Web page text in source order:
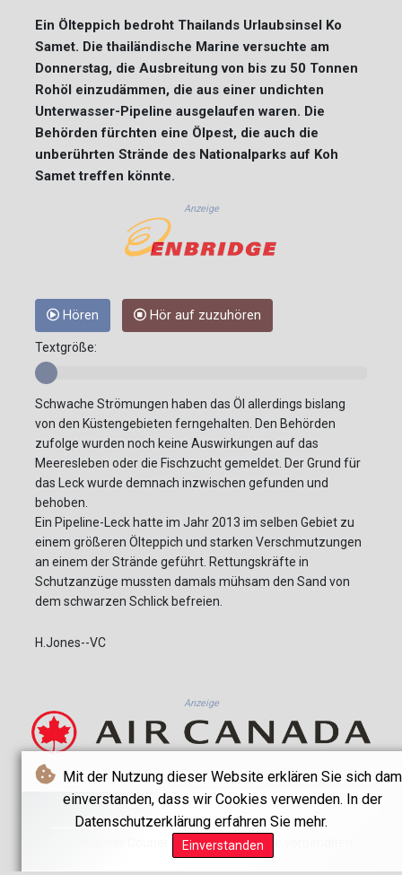
Mit der Nutzung dieser Website erklären Sie sich
einverstanden, dass wir Cookies verwenden. In der
Datenschutzerklärung erfahren Sie mehr.
Einverstanden
Ein Ölteppich bedroht Thailands Urlaubsinsel Ko
Samet. Die thailändische Marine versuchte am
Donnerstag, die Ausbreitung von bis zu 50 Tonnen
Rohöl einzudämmen, die aus einer undichten
Unterwasser-Pipeline ausgelaufen waren. Die
Behörden fürchten eine Ölpest, die auch die
unberührten Strände des Nationalparks auf Koh
Samet treffen könnte.
Anzeige
Hören Hör auf zuzuhören
Textgröße:
Schwache Strömungen haben das Öl allerdings bislang
von den Küstengebieten ferngehalten. Den Behörden
zufolge wurden noch keine Auswirkungen auf das
Meeresleben oder die Fischzucht gemeldet. Der Grund für
das Leck wurde demnach inzwischen gefunden und
behoben.
Ein Pipeline-Leck hatte im Jahr 2013 im selben Gebiet zu
einem größeren Ölteppich und starken Verschmutzungen
an einem der Strände geführt. Rettungskräfte in
Schutzanzüge mussten damals mühsam den Sand von
dem schwarzen Schlick befreien.
H.Jones--VC
Anzeige
© Vancouver Courier - 2026 - Alle Rechte vorbehalten